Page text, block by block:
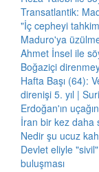
Transatlantik:
"İç cepheyi
Maduro'ya
Ahmet İnsel ile
Boğaziçi
Hafta Başı (64):
direnişi 5. yıl |
Erdoğan'ın
İran bir kez daha
Nedir şu ucuz
Devlet eliyle
buluşması